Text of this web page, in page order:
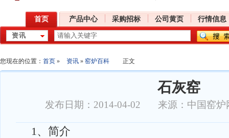
首页 产品中心 采购招标 公司黄页 行情信息
您现在的位置： 首页 » 资讯 » 窑炉百科 正文
石灰窑
发布日期：2014-04-02 来源：中国窑
1、简介